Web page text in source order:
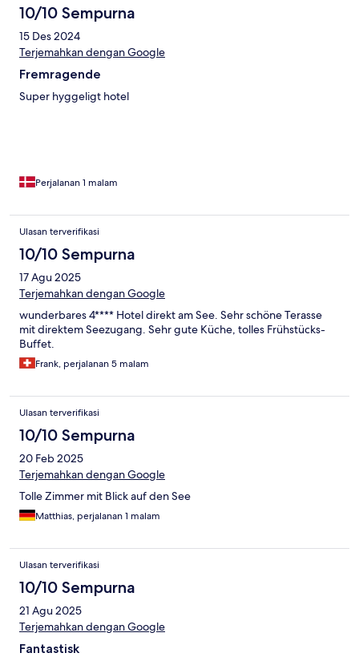
10/10 Sempurna
15 Des 2024
Terjemahkan dengan Google
Fremragende
Super hyggeligt hotel
Perjalanan 1 malam
Ulasan terverifikasi
10/10 Sempurna
17 Agu 2025
Terjemahkan dengan Google
wunderbares 4**** Hotel direkt am See. Sehr schöne Terasse
mit direktem Seezugang. Sehr gute Küche, tolles Frühstücks-
Buffet.
Frank, perjalanan 5 malam
Ulasan terverifikasi
10/10 Sempurna
20 Feb 2025
Terjemahkan dengan Google
Tolle Zimmer mit Blick auf den See
Matthias, perjalanan 1 malam
Ulasan terverifikasi
10/10 Sempurna
21 Agu 2025
Terjemahkan dengan Google
Fantastisk